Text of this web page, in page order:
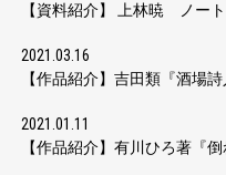
【資料紹介】 上林暁 ノー
2021.03.16
【作品紹介】吉田類『酒場詩
2021.01.11
【作品紹介】有川ひろ著『